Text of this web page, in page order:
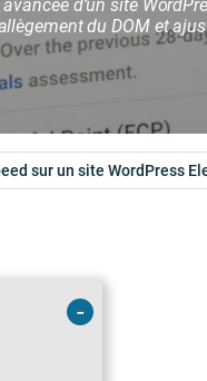
d’un site
du DOM et
sur un site WordPress